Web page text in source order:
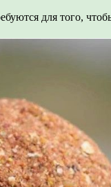
для того,